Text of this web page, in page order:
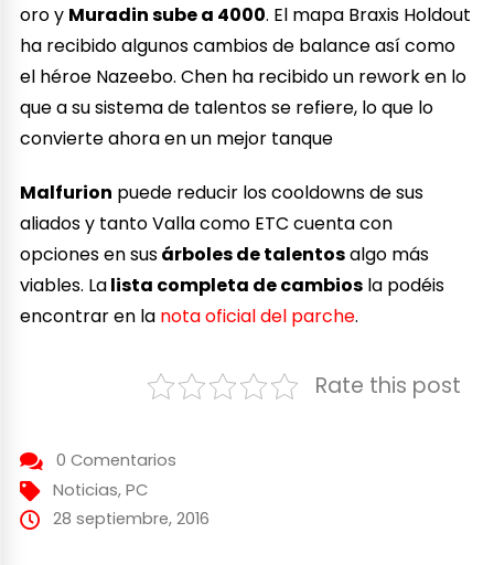
oro y Muradin sube a 4000. El mapa Braxis Holdout
ha recibido algunos cambios de balance así como
el héroe Nazeebo. Chen ha recibido un rework en lo
que a su sistema de talentos se refiere, lo que lo
convierte ahora en un mejor tanque
Malfurion puede reducir los cooldowns de sus
aliados y tanto Valla como ETC cuenta con
opciones en susárboles de talentosalgo más
viables. Lalista completa de cambios la podéis
encontrar en la nota oficial del parche.
Rate this post
0 Comentarios
Noticias, PC
28 septiembre, 2016